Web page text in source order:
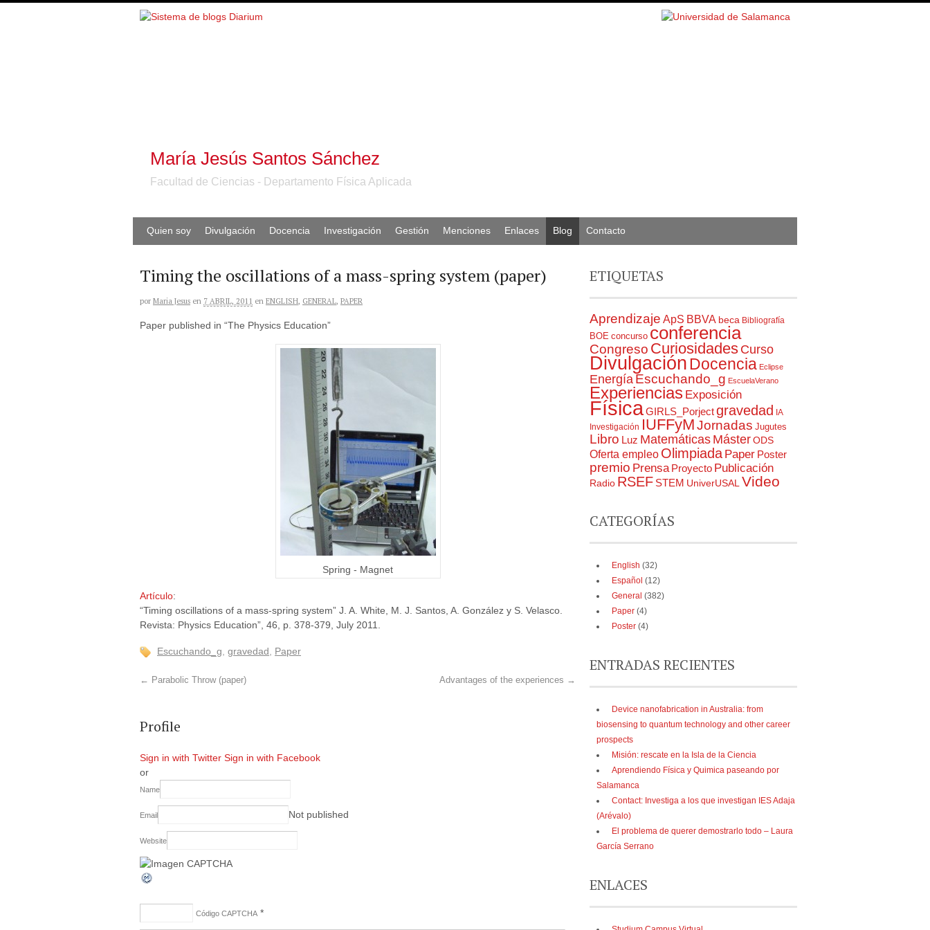
María Jesús Santos Sánchez
Facultad de Ciencias - Departamento Física Aplicada
Quien soy Divulgación Docencia Investigación Gestión Menciones Enlaces Blog Contacto
Timing the oscillations of a mass-spring system (paper)
por Maria Jesus en 7 ABRIL, 2011 en ENGLISH, GENERAL, PAPER
Paper published in “The Physics Education”
Spring - Magnet
Artículo:
“Timing oscillations of a mass‐spring system” J. A. White, M. J. Santos, A. González y S. Velasco.
Revista: Physics Education”, 46, p. 378-379, July 2011.
Escuchando_g gravedad Paper
← Parabolic Throw (paper) Advantages of the experiences →
Profile
Sign in with Twitter Sign in with Facebook
or
Name
Email Not published
Website
Código CAPTCHA *
ETIQUETAS
Aprendizaje ApS BBVA beca Bibliografía
BOE concurso conferencia
Congreso Curiosidades Curso
DivulgaciónDocencia Eclipse
Energía Escuchando_g EscuelaVerano
Experiencias Exposición
FísicaGIRLS_Porjectgravedad
IA
Investigación IUFFyMJornadas Jugutes
Libro Luz Matemáticas MásterODS
Oferta empleo Olimpiada Paper Poster
premio Prensa Proyecto Publicación
Radio RSEF STEM UniverUSAL Video
CATEGORÍAS
English (32)
Español (12)
General (382)
Paper (4)
Poster (4)
ENTRADAS RECIENTES
Device nanofabrication in Australia: from
biosensing to quantum technology and other career
prospects
Misión: rescate en la Isla de la Ciencia
Aprendiendo Física y Quimica paseando por
Salamanca
Contact: Investiga a los que investigan IES Adaja
(Arévalo)
El problema de querer demostrarlo todo – Laura
García Serrano
ENLACES